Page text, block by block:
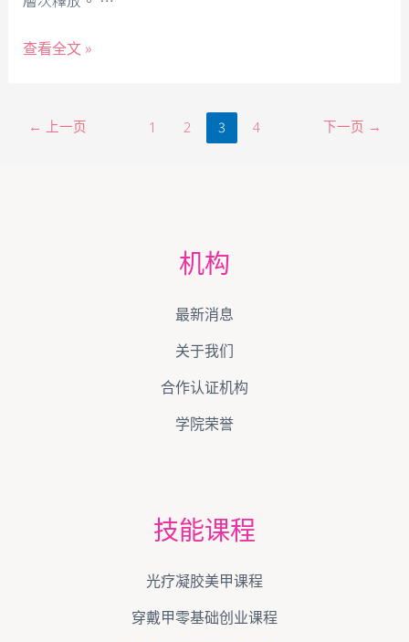
查看全文 »
← 上一页 1 2 3 4 下一页 →
机构
最新消息
关于我们
合作认证机构
学院荣誉
技能课程
光疗凝胶美甲课程
穿戴甲零基础创业课程